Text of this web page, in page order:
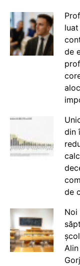
de
din
de
Noi